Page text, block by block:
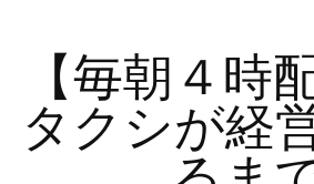
【毎朝４時
タクシが経